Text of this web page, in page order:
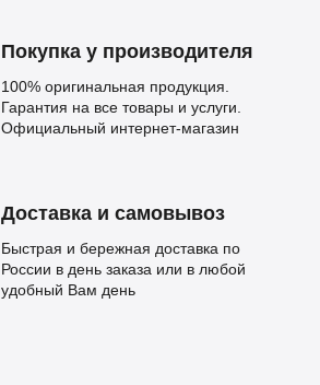
Покупка у производителя
100% оригинальная продукция.
Гарантия на все товары и услуги.
Официальный интернет-магазин
Доставка и самовывоз
Быстрая и бережная доставка по
России в день заказа или в любой
удобный Вам день